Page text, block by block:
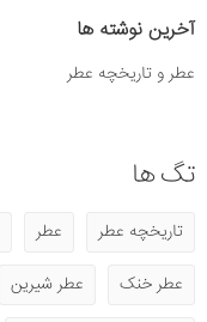
آخرین نوشته ها
عطر و تاریخچه عطر
تگ ها
تاریخچه عطر عطر
عطر خنک
عطر شیرین